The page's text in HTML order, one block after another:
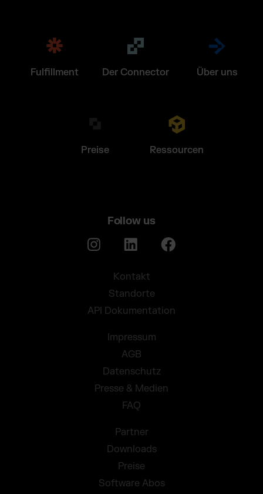
Fulfillment Der Connector Über uns
Preise Ressourcen
Follow us
Kontakt
Standorte
API Dokumentation
Impressum
AGB
Datenschutz
Presse & Medien
FAQ
Partner
Downloads
Preise
Software Abos